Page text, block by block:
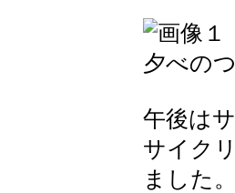
夕べの
午後は
サイク
ました